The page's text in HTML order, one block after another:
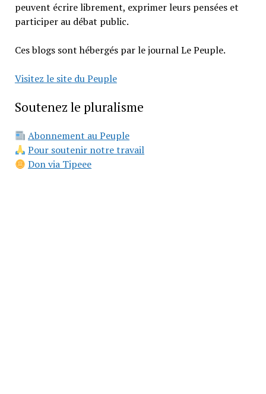
peuvent écrire librement, exprimer leurs pensées et
participer au débat public.
Ces blogs sont hébergés par le journal Le Peuple.
Visitez le site du Peuple
Soutenez le pluralisme
Abonnement au Peuple
Pour soutenir notre travail
Don via Tipeee